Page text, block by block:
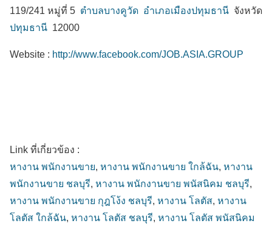
119/241 หมู่ที่ 5 ตำบลบางคูวัด อำเภอเมืองปทุมธานี จังหวัด
ปทุมธานี 12000
Website : http://www.facebook.com/JOB.ASIA.GROUP
Link ที่เกี่ยวข้อง :
หางาน พนักงานขาย, หางาน พนักงานขาย ใกล้ฉัน, หางาน
พนักงานขาย ชลบุรี, หางาน พนักงานขาย พนัสนิคม ชลบุรี,
หางาน พนักงานขาย กุฎโง้ง ชลบุรี, หางาน โลตัส, หางาน
โลตัส ใกล้ฉัน, หางาน โลตัส ชลบุรี, หางาน โลตัส พนัสนิคม